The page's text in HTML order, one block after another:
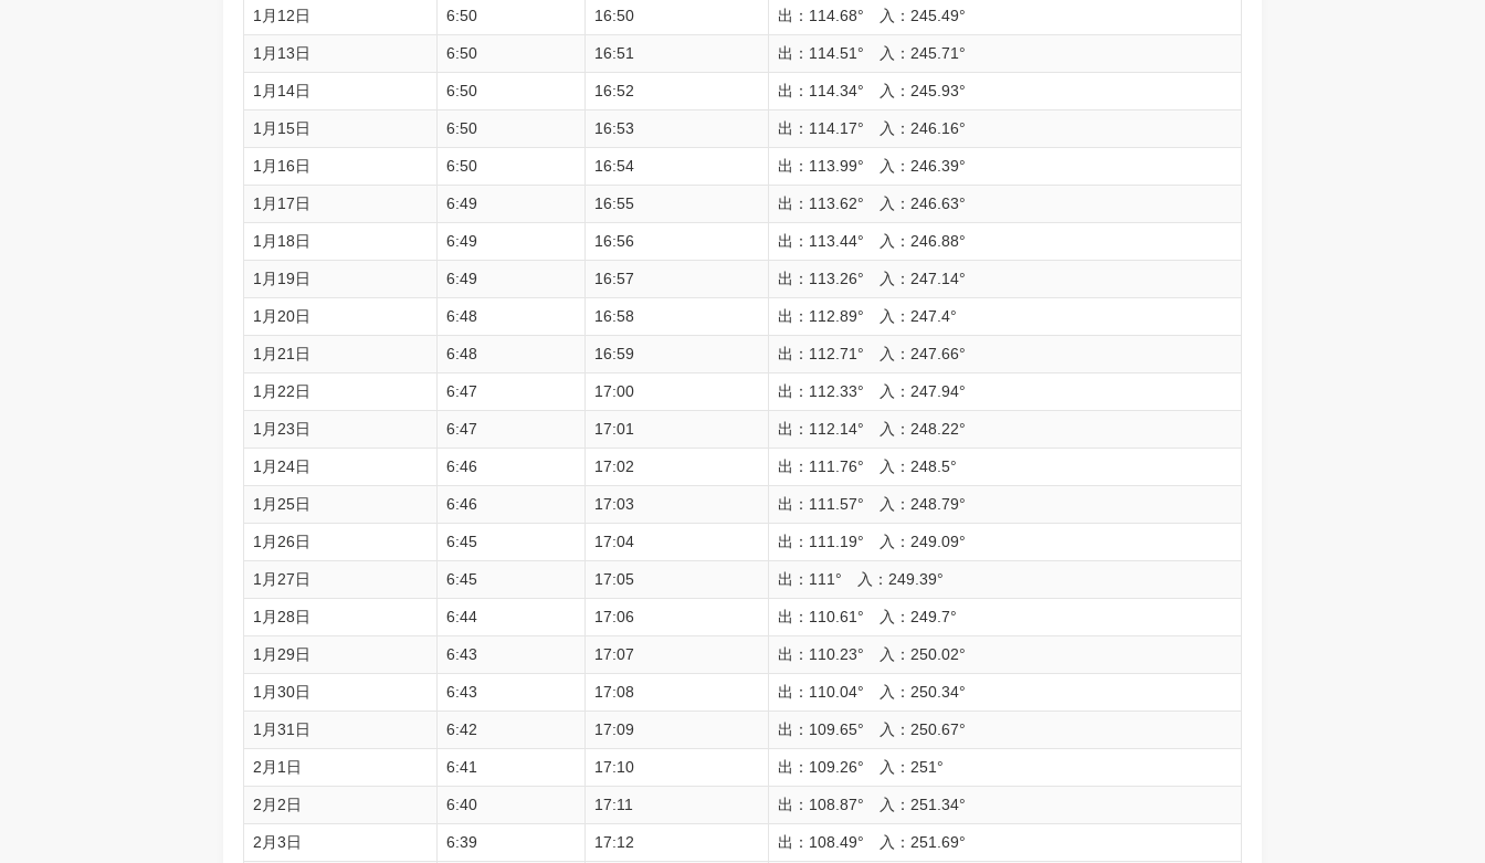
1月12日 6:50 16:50 出：114.68° 入：245.49°
1月13日 6:50 16:51 出：114.51° 入：245.71°
1月14日 6:50 16:52 出：114.34° 入：245.93°
1月15日 6:50 16:53 出：114.17° 入：246.16°
1月16日 6:50 16:54 出：113.99° 入：246.39°
1月17日 6:49 16:55 出：113.62° 入：246.63°
1月18日 6:49 16:56 出：113.44° 入：246.88°
1月19日 6:49 16:57 出：113.26° 入：247.14°
1月20日 6:48 16:58 出：112.89° 入：247.4°
1月21日 6:48 16:59 出：112.71° 入：247.66°
1月22日 6:47 17:00 出：112.33° 入：247.94°
1月23日 6:47 17:01 出：112.14° 入：248.22°
1月24日 6:46 17:02 出：111.76° 入：248.5°
1月25日 6:46 17:03 出：111.57° 入：248.79°
1月26日 6:45 17:04 出：111.19° 入：249.09°
1月27日 6:45 17:05 出：111° 入：249.39°
1月28日 6:44 17:06 出：110.61° 入：249.7°
1月29日 6:43 17:07 出：110.23° 入：250.02°
1月30日 6:43 17:08 出：110.04° 入：250.34°
1月31日 6:42 17:09 出：109.65° 入：250.67°
2月1日 6:41 17:10 出：109.26° 入：251°
2月2日 6:40 17:11 出：108.87° 入：251.34°
2月3日 6:39 17:12 出：108.49° 入：251.69°